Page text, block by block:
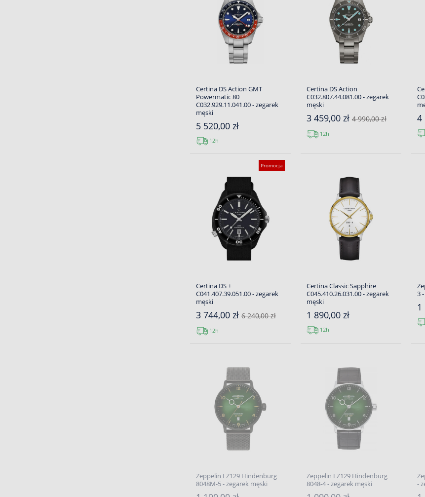
Certina DS Action GMT
Powermatic 80
C032.929.11.041.00 - zegarek
męski
5 520,00 zł
12h
Certina DS Action
C032.807.44.081.00 - zegarek
męski
3 459,00 zł 4 990,00 zł
12h
4
Promocja
Certina DS +
C041.407.39.051.00 - zegarek
męski
3 744,00 zł6 240,00 zł
12h
Certina Classic Sapphire
C045.410.26.031.00 - zegarek
męski
1 890,00 zł
12h
3
1
Zeppelin LZ129 Hindenburg
8048M-5 - zegarek męski
Zeppelin LZ129 Hindenburg
8048-4 - zegarek męski
-